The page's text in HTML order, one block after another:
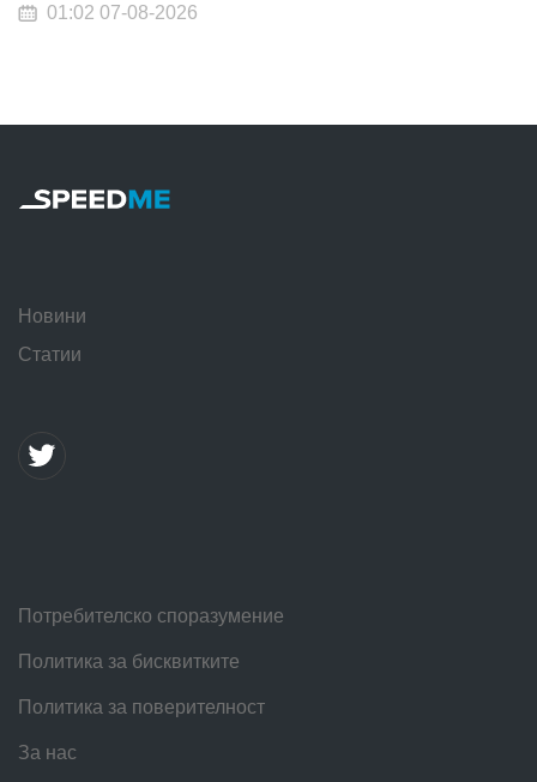
01:02 07-08-2026
Новини
Статии
Потребителско споразумение
Политика за бисквитките
Политика за поверителност
За нас